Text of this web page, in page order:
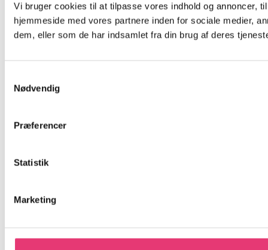
Vi bruger cookies til at tilpasse vores indhold og annoncer,
hjemmeside med vores partnere inden for sociale medier,
dem, eller som de har indsamlet fra din brug af deres
Nødvendig
Præferencer
Statistik
Marketing